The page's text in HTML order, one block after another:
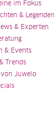
im Fokus
& Legenden
& Experten
& Events
Trends
von Juwelo